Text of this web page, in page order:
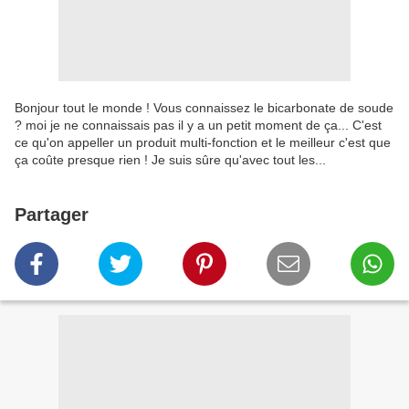
Bonjour tout le monde ! Vous connaissez le bicarbonate de soude
? moi je ne connaissais pas il y a un petit moment de ça... C'est
ce qu'on appeller un produit multi-fonction et le meilleur c'est que
ça coûte presque rien ! Je suis sûre qu'avec tout les...
Partager